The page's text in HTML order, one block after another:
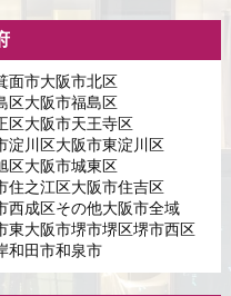
面市大阪市北区
区大阪市福島区
区大阪市天王寺区
淀川区大阪市東淀川区
区大阪市城東区
住之江区大阪市住吉区
西成区その他大阪市全域
東大阪市堺市堺区堺市西区
和田市和泉市